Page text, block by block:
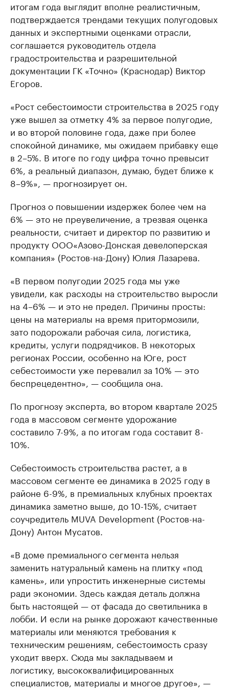
итогам года выглядит вполне реалистичным,
подтверждается трендами текущих полугодовых
данных и экспертными оценками отрасли,
соглашается руководитель отдела
градостроительства и разрешительной
документации ГК «Точно» (Краснодар) Виктор
Егоров.
«Рост себестоимости строительства в 2025 году
уже вышел за отметку 4% за первое полугодие,
и во второй половине года, даже при более
спокойной динамике, мы ожидаем прибавку еще
в 2–5%. В итоге по году цифра точно превысит
6%, а реальный диапазон, думаю, будет ближе к
8–9%», — прогнозирует он.
Прогноз о повышении издержек более чем на
6% — это не преувеличение, а трезвая оценка
реальности, считает и директор по развитию и
продукту ООО«Азово-Донская девелоперская
компания» (Ростов-на-Дону) Юлия Лазарева.
«В первом полугодии 2025 года мы уже
увидели, как расходы на строительство выросли
на 4–6% — и это не предел. Причины просты:
цены на материалы на время притормозили,
зато подорожали рабочая сила, логистика,
кредиты, услуги подрядчиков. В некоторых
регионах России, особенно на Юге, рост
себестоимости уже перевалил за 10% — это
беспрецедентно», — сообщила она.
По прогнозу эксперта, во втором квартале 2025
года в массовом сегменте удорожание
составило 7-9%, а по итогам года составит 8-
10%.
Себестоимость строительства растет, а в
массовом сегменте ее динамика в 2025 году в
районе 6-9%, в премиальных клубных проектах
динамика заметно выше, до 10-15%, считает
соучредитель MUVA Development (Ростов-на-
Дону) Антон Мусатов.
«В доме премиального сегмента нельзя
заменить натуральный камень на плитку «под
камень», или упростить инженерные системы
ради экономии. Здесь каждая деталь должна
быть настоящей — от фасада до светильника в
лобби. И если на рынке дорожают качественные
материалы или меняются требования к
техническим решениям, себестоимость сразу
уходит вверх. Сюда мы закладываем и
логистику, высококвалифицированных
специалистов, материалы и многое другое», —